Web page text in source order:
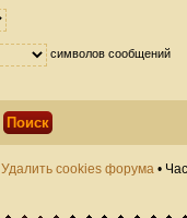
символов сообщений
Удалить cookies форума •